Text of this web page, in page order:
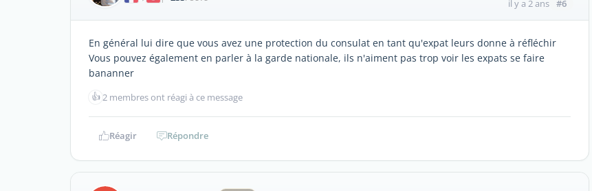
il y a 2 ans #6
En général lui dire que vous avez une protection du consulat en tant qu'expat leurs donne à réfléchir
Vous pouvez également en parler à la garde nationale, ils n'aiment pas trop voir les expats se faire
bananner
👍2 membres ont réagi à ce message
Réagir Répondre